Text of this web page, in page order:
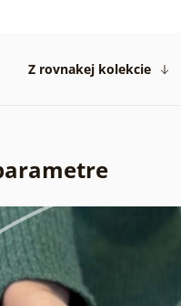
Z rovnakej kolekcie